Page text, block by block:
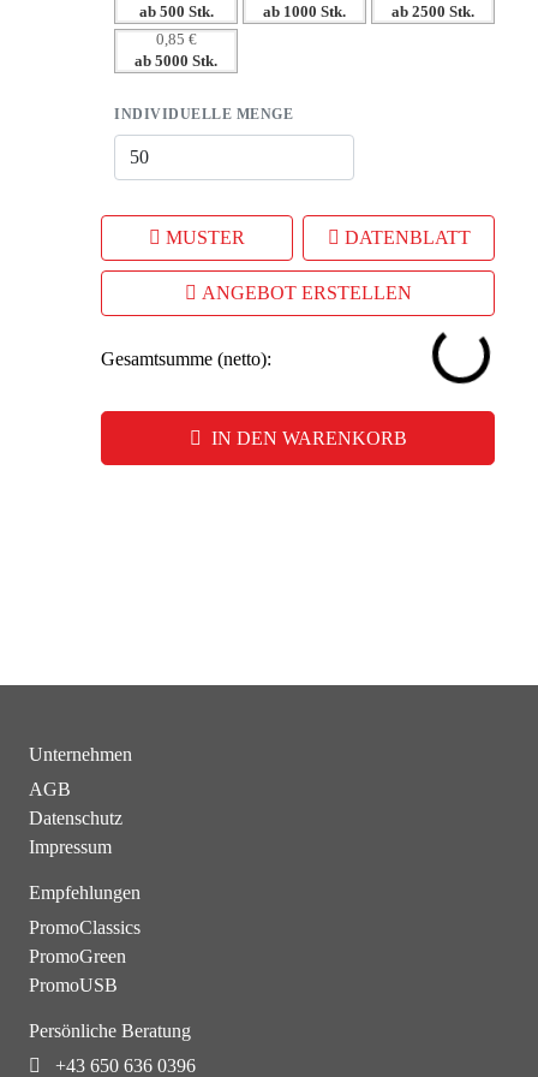
nützlichen Alltagsgegenstand.
– Hohe Wiedererkennung dank ansprechendem Design
und haptischem Erlebnis.
Marketingaktionen.
ab 500 Stk. ab 1000 Stk. ab 2500 Stk.
0,85 €
ab 5000 Stk.
INDIVIDUELLE MENGE
MUSTER DATENBLATT
ANGEBOT ERSTELLEN
Gesamtsumme (netto):
IN DEN WARENKORB
Unternehmen
AGB
Datenschutz
Impressum
Empfehlungen
PromoClassics
PromoGreen
PromoUSB
Persönliche Beratung
+43 650 636 0396